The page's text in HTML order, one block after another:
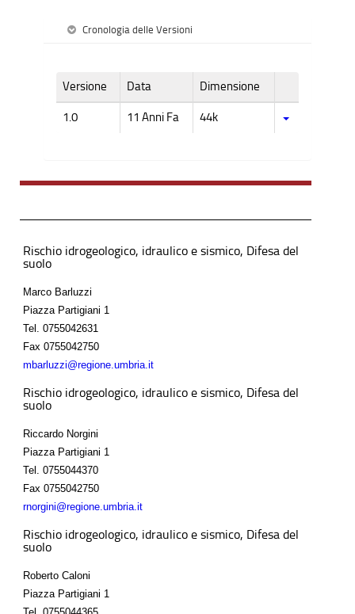
Cronologia delle Versioni
Versione Data Dimensione
1.0 11 Anni Fa 44k
Rischio idrogeologico, idraulico e sismico, Difesa del
suolo
Marco Barluzzi
Piazza Partigiani 1
Tel.
0755042631
Fax 0755042750
mbarluzzi@regione.umbria.it
Rischio idrogeologico, idraulico e sismico, Difesa del
suolo
Riccardo Norgini
Piazza Partigiani 1
Tel.
0755044370
Fax 0755042750
rnorgini@regione.umbria.it
Rischio idrogeologico, idraulico e sismico, Difesa del
suolo
Roberto Caloni
Piazza Partigiani 1